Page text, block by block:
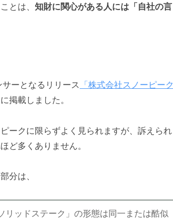
とは、 知財に関心がある人には「自社の言
ーとなるリリース
「株式会社スノーピーク
掲載しました。
ークに限らずよく見られますが、訴えられ
ど多くありません。
分は、
リッドステーク」の形態は同一または酷似